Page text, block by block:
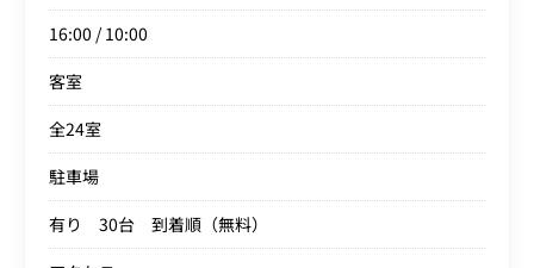
16:00 / 10:00
客室
全24室
駐車場
有り 30台 到着順（無料）